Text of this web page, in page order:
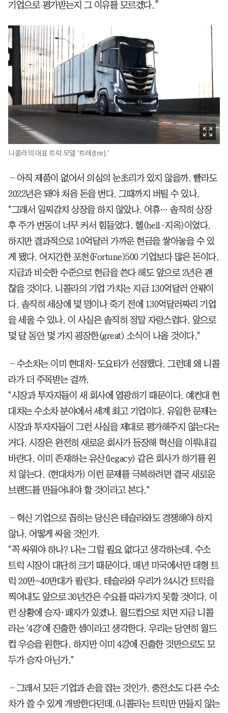
기업으로 평가받는지 그 이유를 모르겠다.”
니콜라의 대표 트럭 모델 '트레(tre).'
―아직 제품이 없어서 의심의 눈초리가 있지 않을까. 빨라도
2022년은 돼야 처음 돈을 번다. 그때까지 버틸 수 있나.
"그래서 일찌감치 상장을 하지 않았나. 어휴… 솔직히 상장
후 주가 변동이 너무 커서 힘들었다. 헬(hell·지옥)이었다.
하지만 결과적으로 10억달러 가까운 현금을 쌓아놓을 수 있
게 됐다. 어지간한 포천(Fortune)500 기업보다 많은 돈이다.
지금과 비슷한 수준으로 현금을 쓴다 해도 앞으로 2년은 괜
찮을 것이다. 니콜라의 기업 가치는 지금 130억달러 안팎이
다. 솔직히 세상에 몇 명이나 죽기 전에 130억달러짜리 기업
을 세울 수 있나. 이 사실은 솔직히 정말 자랑스럽다. 앞으로
몇 달 동안 몇 가지 굉장한(great) 소식이 나올 것이다."
―수소차는 이미 현대차·도요타가 선점했다. 그런데 왜 니콜
라가 더 주목받는 걸까.
"시장과 투자자들이 새 회사에 열광하기 때문이다. 예컨대 현
대차는 수소차 분야에서 세계 최고 기업이다. 유일한 문제는
시장과 투자자들이 그런 사실을 제대로 평가해주지 않는다는
거다. 시장은 완전히 새로운 회사가 등장해 혁신을 이뤄내길
바란다. 이미 존재하는 유산(legacy) 같은 회사가 하기를 원
치 않는다. (현대차가) 이런 문제를 극복하려면 결국 새로운
브랜드를 만들어내야 할 것이라고 본다."
―혁신 기업으로 꼽히는 당신은 테슬라와도 경쟁해야 하지
않나. 어떻게 싸울 것인가.
"꼭 싸워야 하나? 나는 그럴 필요 없다고 생각하는데. 수소
트럭 시장이 대단히 크기 때문이다. 매년 미국에서만 대형 트
럭 20만~40만대가 팔린다. 테슬라와 우리가 24시간 트럭을
찍어내도 앞으로 30년간은 수요를 따라가지 못할 것이다. 이
런 상황에 승자·패자가 있겠나. 월드컵으로 치면 지금 니콜
라는 '4강'에 진출한 셈이라고 생각한다. 우리는 당연히 월드
컵 우승을 원한다. 하지만 이미 4강에 진출한 것만으로도 모
두가 승자 아닌가."
―그래서 모든 기업과 손을 잡는 것인가. 충전소도 다른 수소
차가 쓸 수 있게 개방한다던데.(니콜라는 트럭만 만들지 않는